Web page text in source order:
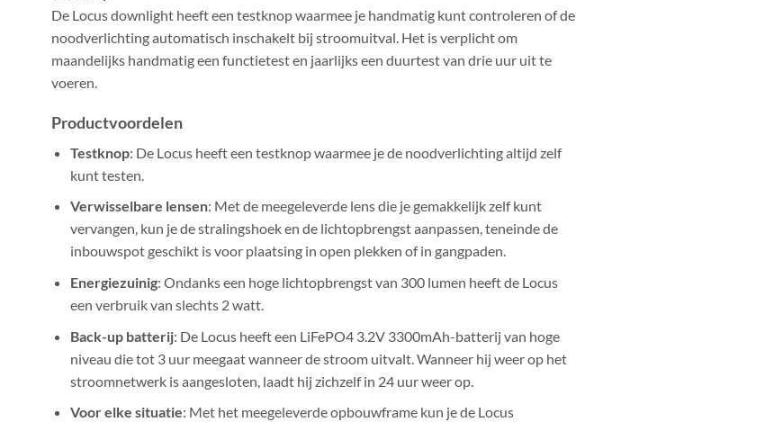
De Locus downlight heeft een testknop waarmee je handmatig kunt controleren of de
noodverlichting automatisch inschakelt bij stroomuitval. Het is verplicht om
maandelijks handmatig een functietest en jaarlijks een duurtest van drie uur uit te
voeren.
Productvoordelen
Testknop: De Locus heeft een testknop waarmee je de noodverlichting altijd zelf
kunt testen.
Verwisselbare lensen: Met de meegeleverde lens die je gemakkelijk zelf kunt
vervangen, kun je de stralingshoek en de lichtopbrengst aanpassen, teneinde de
inbouwspot geschikt is voor plaatsing in open plekken of in gangpaden.
Energiezuinig: Ondanks een hoge lichtopbrengst van 300 lumen heeft de Locus
een verbruik van slechts 2 watt.
Back-up batterij: De Locus heeft een LiFePO4 3.2V 3300mAh-batterij van hoge
niveau die tot 3 uur meegaat wanneer de stroom uitvalt. Wanneer hij weer op het
stroomnetwerk is aangesloten, laadt hij zichzelf in 24 uur weer op.
Voor elke situatie: Met het meegeleverde opbouwframe kun je de Locus